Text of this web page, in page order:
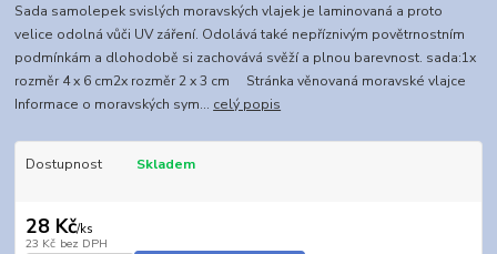
Sada samolepek svislých moravských vlajek je laminovaná a proto
velice odolná vůči UV záření. Odolává také nepříznivým povětrnostním
podmínkám a dlohodobě si zachovává svěží a plnou barevnost. sada:1x
rozměr 4 x 6 cm2x rozměr 2 x 3 cm Stránka věnovaná moravské vlajce
Informace o moravských sym... celý popis
Dostupnost Skladem
28 Kč/ks
23 Kč bez DPH